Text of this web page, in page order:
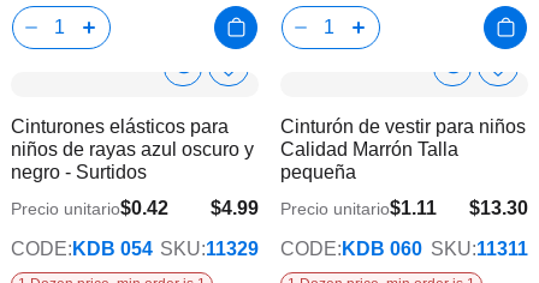
Show
Info
Añadir
la
lista
deseos
Cinturones elásticos para
niños de rayas azul oscuro y
negro - Surtidos
$4.99
Precio unitario$0.42
CODE: KDB 054 SKU:11329
Show
Info la
Cinturón de vestir para niños
Calidad Marrón Talla
pequeña
$13.30
$10.80
Precio unitario$1.11
CODE: KDB 060 SKU:11311